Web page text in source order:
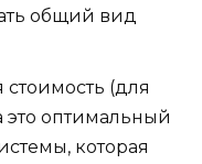
общий вид
(для
это оптимальный
которая